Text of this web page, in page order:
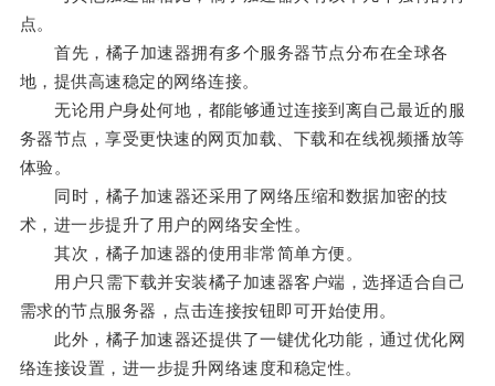
点。
首先，橘子加速器拥有多个服务器节点分布在全球各
地，提供高速稳定的网络连接。
无论用户身处何地，都能够通过连接到离自己最近的服
务器节点，享受更快速的网页加载、下载和在线视频播放等
体验。
同时，橘子加速器还采用了网络压缩和数据加密的技
术，进一步提升了用户的网络安全性。
其次，橘子加速器的使用非常简单方便。
用户只需下载并安装橘子加速器客户端，选择适合自己
需求的节点服务器，点击连接按钮即可开始使用。
此外，橘子加速器还提供了一键优化功能，通过优化网
络连接设置，进一步提升网络速度和稳定性。